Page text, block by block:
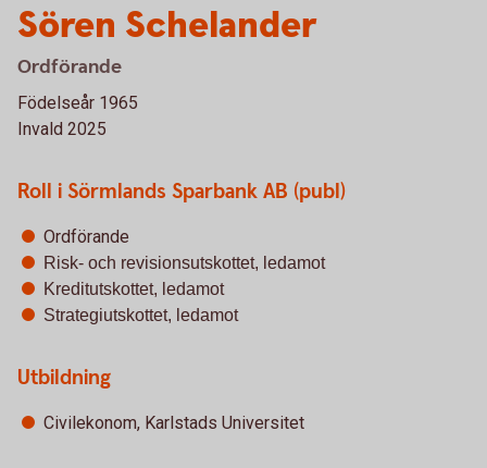
Sören Schelander
Ordförande
Födelseår 1965
Invald 2025
Roll i Sörmlands Sparbank AB (publ)
Ordförande
Risk- och revisionsutskottet, ledamot
Kreditutskottet, ledamot
Strategiutskottet, ledamot
Utbildning
Civilekonom, Karlstads Universitet